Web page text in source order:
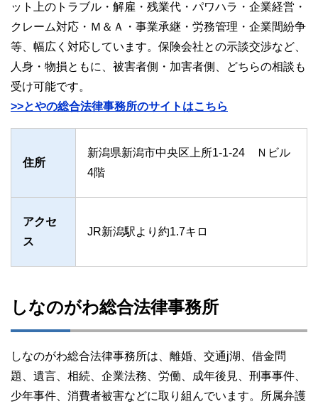
ット上のトラブル・解雇・残業代・パワハラ・企業経営・
クレーム対応・Ｍ＆Ａ・事業承継・労務管理・企業間紛争
等、幅広く対応しています。保険会社との示談交渉など、
人身・物損ともに、被害者側・加害者側、どちらの相談も
受け可能です。
>>とやの総合法律事務所のサイトはこちら
住所
新潟県新潟市中央区上所1-1-24 Ｎビル
4階
アクセ
ス
JR新潟駅より約1.7キロ
しなのがわ総合法律事務所
しなのがわ総合法律事務所は、離婚、交通j湖、借金問
題、遺言、相続、企業法務、労働、成年後見、刑事事件、
少年事件、消費者被害などに取り組んでいます。所属弁護